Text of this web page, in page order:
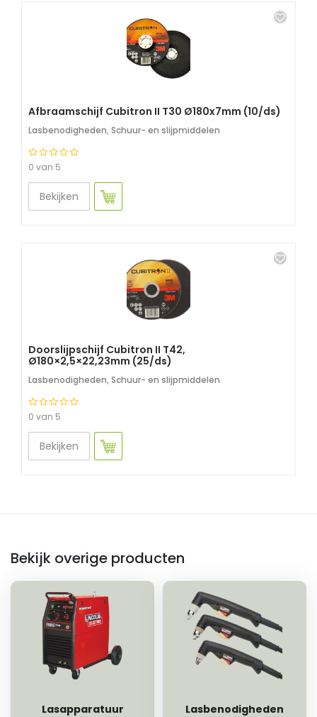
Afbraamschijf Cubitron II T30 Ø180x7mm (10/ds)
Lasbenodigheden, Schuur- en slijpmiddelen
0 van 5
Bekijken
Doorslijpschijf Cubitron II T42,
Ø180×2,5×22,23mm (25/ds)
Lasbenodigheden, Schuur- en slijpmiddelen
0 van 5
Bekijken
Bekijk overige producten
Lasapparatuur Lasbenodigheden